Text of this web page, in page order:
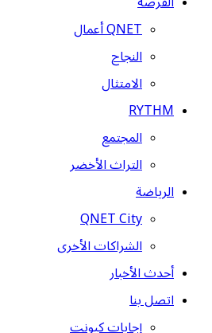
QNET أعمال
النجاح
الامتثال
RYTHM
المجتمع
التراث الأخضر
الرياضة
QNET City
الشراكات الأخرى
أحدث الأخبار
اتصل بنا
إجابات كيونت